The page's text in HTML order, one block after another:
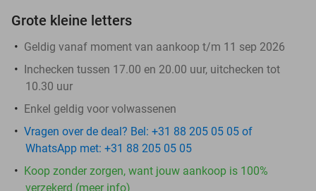
Grote kleine letters
Geldig vanaf moment van aankoop t/m 11 sep 2026
Inchecken tussen 17.00 en 20.00 uur, uitchecken tot
10.30 uur
Enkel geldig voor volwassenen
Vragen over de deal? Bel: +31 88 205 05 05 of
WhatsApp met: +31 88 205 05 05
Koop zonder zorgen, want jouw aankoop is 100%
verzekerd (meer info)